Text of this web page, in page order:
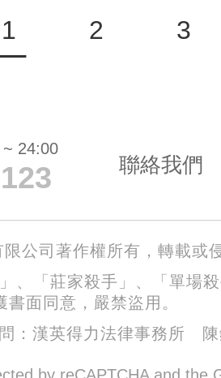
1 2 3
24:00
聯絡我們
公司著作權所有，轉載或
、「莊家殺手」、「單場
書面同意，嚴禁盜用。
：漢英得力法律事務所 陳